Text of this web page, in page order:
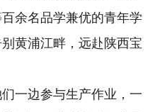
余名品学兼优的青年学
黄浦江畔，远赴陕西宝
一边参与生产作业，一